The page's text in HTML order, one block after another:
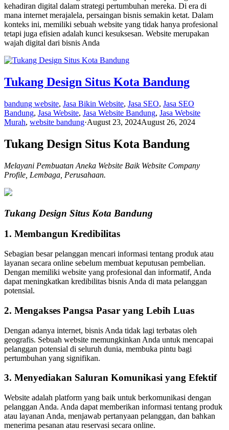
kehadiran digital dalam strategi pertumbuhan mereka. Di era di
mana internet merajalela, persaingan bisnis semakin ketat. Dalam
konteks ini, memiliki sebuah website yang tidak hanya profesional
tetapi juga efisien adalah kunci kesuksesan. Website merupakan
wajah digital dari bisnis Anda
Tukang Design Situs Kota Bandung
bandung website, Jasa Bikin Website, Jasa SEO, Jasa SEO
Bandung, Jasa Website, Jasa Website Bandung, Jasa Website
Murah, website bandung·August 23, 2024August 26, 2024
Tukang Design Situs Kota Bandung
Melayani Pembuatan Aneka Website Baik Website Company
Profile, Lembaga, Perusahaan.
Tukang Design Situs Kota Bandung
1. Membangun Kredibilitas
Sebagian besar pelanggan mencari informasi tentang produk atau
layanan secara online sebelum membuat keputusan pembelian.
Dengan memiliki website yang profesional dan informatif, Anda
dapat meningkatkan kredibilitas bisnis Anda di mata pelanggan
potensial.
2. Mengakses Pangsa Pasar yang Lebih Luas
Dengan adanya internet, bisnis Anda tidak lagi terbatas oleh
geografis. Sebuah website memungkinkan Anda untuk mencapai
pelanggan potensial di seluruh dunia, membuka pintu bagi
pertumbuhan yang signifikan.
3. Menyediakan Saluran Komunikasi yang Efektif
Website adalah platform yang baik untuk berkomunikasi dengan
pelanggan Anda. Anda dapat memberikan informasi tentang produk
atau layanan Anda, menjawab pertanyaan pelanggan, dan bahkan
menerima pesanan atau reservasi secara online.